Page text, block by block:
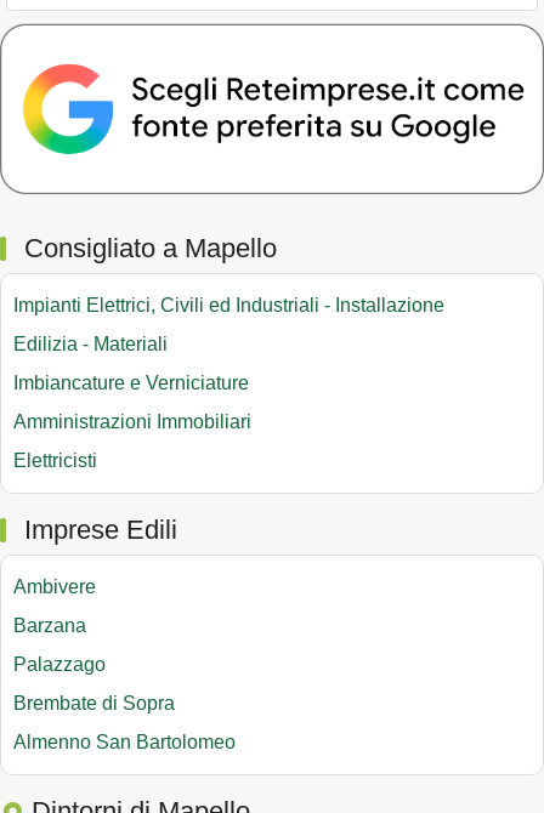
Consigliato a Mapello
Impianti Elettrici, Civili ed Industriali - Installazione
Edilizia - Materiali
Imbiancature e Verniciature
Amministrazioni Immobiliari
Elettricisti
Imprese Edili
Ambivere
Barzana
Palazzago
Brembate di Sopra
Almenno San Bartolomeo